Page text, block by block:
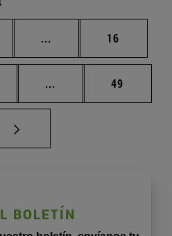
... Páginas intermedias
Página
16
... Páginas intermedias
Página
49
BOLETÍN